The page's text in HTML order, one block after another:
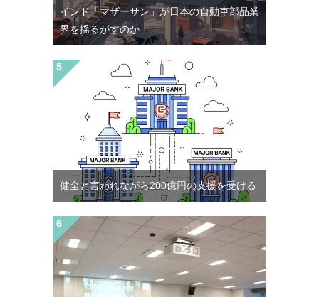
インド「マザーサン」が日本の自動車部品業
界を揺るがすのか
健全と言われながら200億円の支援を受ける